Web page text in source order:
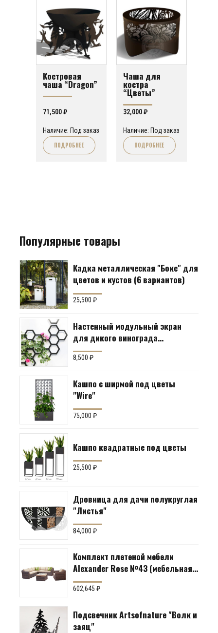
Костровая
чаша “Dragon”
71,500₽
Наличие: Под заказ
ПОДРОБНЕЕ
Чаша для
костра
“Цветы”
32,000₽
Наличие: Под заказ
ПОДРОБНЕЕ
Популярные товары
Кадка металлическая "Бокс" для
цветов и кустов (6 вариантов)
25,500₽
Настенный модульный экран
для дикого винограда
"Коллекция Соты"
8,500₽
Кашпо с ширмой под цветы
"Wire"
75,000₽
Кашпо квадратные под цветы
25,500₽
Дровница для дачи полукруглая
"Листья"
84,000₽
Комплект плетеной мебели
Alexander Rose №43 (мебельная
группа для гостиной или
террасы)
602,645₽
Подсвечник Artsofnature "Волк и
заяц"